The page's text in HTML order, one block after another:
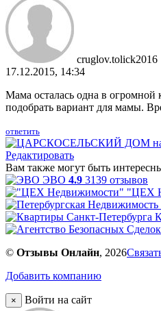
cruglov.tolick2016
17.12.2015, 14:34
Мама осталась одна в
подобрать вариант для мамы.
ответить
Редактировать
Вам также могут быть
ЭВО 4.9 3139 отзывов
"ЦЕХ
© Отзывы Онлайн, 2026
Добавить компанию
× Войти на сайт